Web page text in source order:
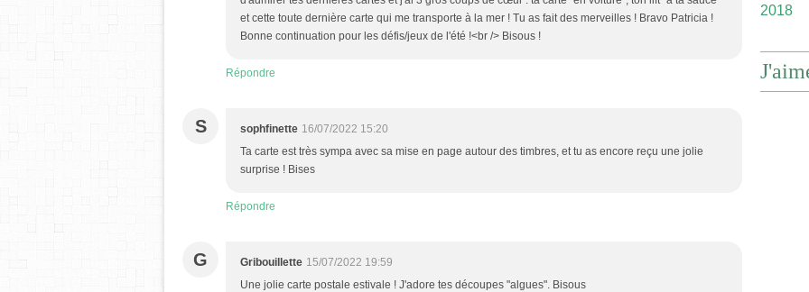
et cette toute dernière carte qui me transporte à la mer ! Tu as fait des merveilles ! Bravo Patricia !
Bonne continuation pour les défis/jeux de l'été !<br /> Bisous !
Répondre
S sophfinette 16/07/2022 15:20
Ta carte est très sympa avec sa mise en page autour des timbres, et tu as encore reçu une jolie
surprise ! Bises
Répondre
G Gribouillette 15/07/2022 19:59
Une jolie carte postale estivale ! J'adore tes découpes "algues". Bisous
2018